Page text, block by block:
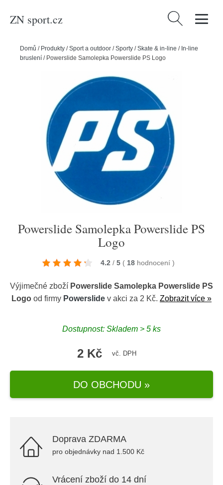
ZN sport.cz Vyhledávání
Domů / Produkty /Sport a outdoor /Sporty /Skate & in-line / In-line
bruslení / Powerslide Samolepka Powerslide PS Logo
Powerslide Samolepka Powerslide PS
Logo
4.2 / 5 ( 18 hodnocení )
Výjimečné zboží Powerslide Samolepka Powerslide PS
Logo od firmy Powerslide v akci za 2 Kč. Zobrazit více »
Dostupnost: Skladem > 5 ks
2 Kč vč. DPH
DO OBCHODU »
Doprava ZDARMA
pro objednávky nad 1.500 Kč
Vrácení zboží do 14 dní